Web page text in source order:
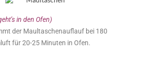
in den Ofen)
der Maultaschenauflauf bei 180
für 20-25 Minuten in Ofen.